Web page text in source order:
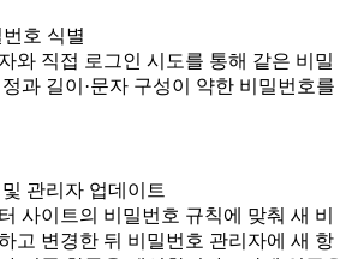
호 식별
와 직접 로그인 시도를 통해 같은 비밀
과 길이·문자 구성이 약한 비밀번호를
관리자 업데이트
사이트의 비밀번호 규칙에 맞춰 새 비
고 변경한 뒤 비밀번호 관리자에 새 항